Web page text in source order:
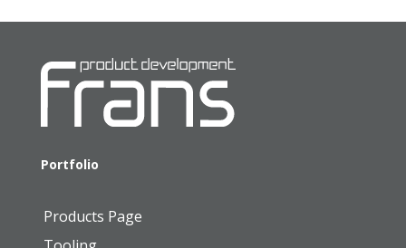
Portfolio
Products Page